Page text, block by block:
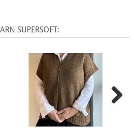
SUPERSOFT: